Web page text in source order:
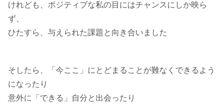
けれども、ポジティブな私の目にはチャンスにしか映ら
ず、
ひたすら、与えられた課題と向き合いました
そしたら、「今ここ」にとどまることが難なくできるよう
になったり
意外に「できる」自分と出会ったり